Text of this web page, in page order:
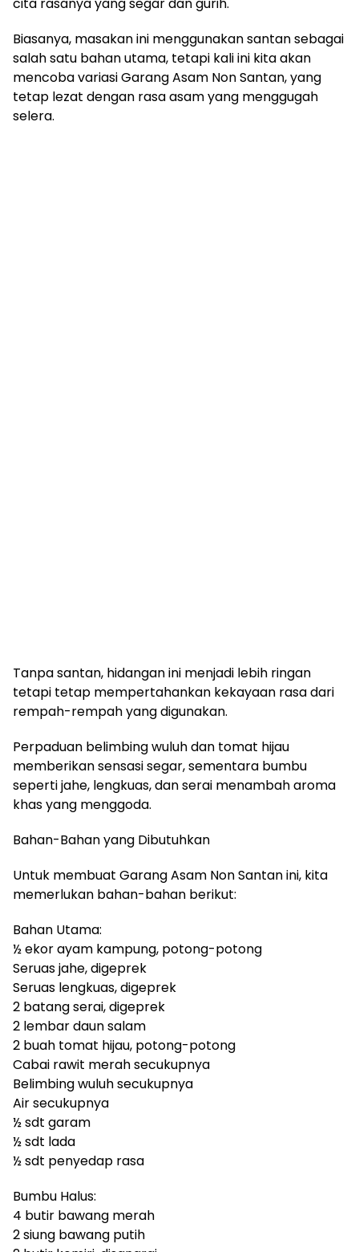
Biasanya, masakan ini menggunakan santan sebagai
salah satu bahan utama, tetapi kali ini kita akan
mencoba variasi Garang Asam Non Santan, yang
tetap lezat dengan rasa asam yang menggugah
selera.
Tanpa santan, hidangan ini menjadi lebih ringan
tetapi tetap mempertahankan kekayaan rasa dari
rempah-rempah yang digunakan.
Perpaduan belimbing wuluh dan tomat hijau
memberikan sensasi segar, sementara bumbu
seperti jahe, lengkuas, dan serai menambah aroma
khas yang menggoda.
Bahan-Bahan yang Dibutuhkan
Untuk membuat Garang Asam Non Santan ini, kita
memerlukan bahan-bahan berikut:
Bahan Utama:
½ ekor ayam kampung, potong-potong
Seruas jahe, digeprek
Seruas lengkuas, digeprek
2 batang serai, digeprek
2 lembar daun salam
2 buah tomat hijau, potong-potong
Cabai rawit merah secukupnya
Belimbing wuluh secukupnya
Air secukupnya
½ sdt garam
½ sdt lada
½ sdt penyedap rasa
Bumbu Halus:
4 butir bawang merah
2 siung bawang putih